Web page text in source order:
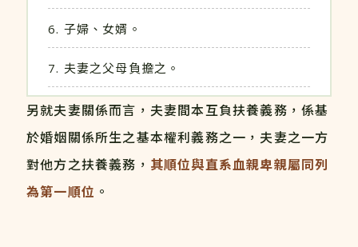
子婦、女婿。
夫妻之父母負擔之。
另就夫妻關係而言，夫妻間本互負扶養義務，係基
於婚姻關係所生之基本權利義務之一，夫妻之一方
對他方之扶養義務， 其順位與直系血親卑親屬同列
為第一順位 。